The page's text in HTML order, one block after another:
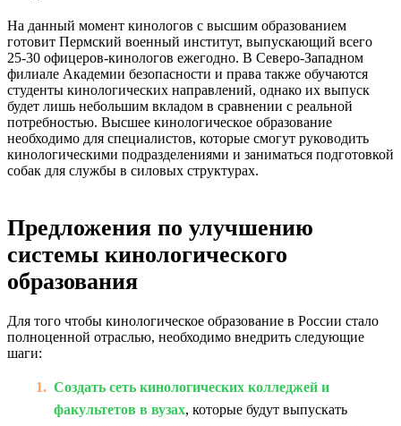
На данный момент кинологов с высшим образованием
готовит Пермский военный институт, выпускающий всего
25-30 офицеров-кинологов ежегодно. В Северо-Западном
филиале Академии безопасности и права также обучаются
студенты кинологических направлений, однако их выпуск
будет лишь небольшим вкладом в сравнении с реальной
потребностью. Высшее кинологическое образование
необходимо для специалистов, которые смогут руководить
кинологическими подразделениями и заниматься подготовкой
собак для службы в силовых структурах.
Предложения по улучшению
системы кинологического
образования
Для того чтобы кинологическое образование в России стало
полноценной отраслью, необходимо внедрить следующие
шаги:
Создать сеть кинологических колледжей и
факультетов в вузах, которые будут выпускать